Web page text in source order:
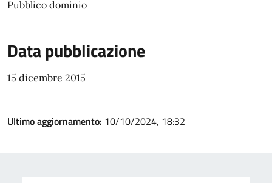
Pubblico dominio
Data pubblicazione
15 dicembre 2015
Ultimo aggiornamento: 10/10/2024, 18:32